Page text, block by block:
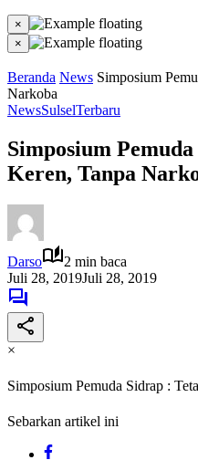
×
×
Beranda News Simposium
Narkoba
NewsSulselTerbaru
Simposium
Keren, Tanpa
Darso
2 min baca
Juli 28, 2019Juli 28, 2019
×
Simposium Pemuda Sidrap :
Sebarkan artikel ini